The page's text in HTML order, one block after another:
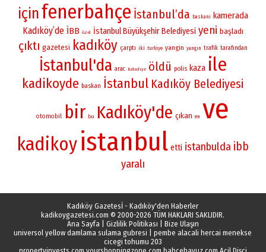
içinfenerbahçe İstanbul’da baskani kamerada
Kadıköy’de İBB özel İstanbul Büyükşehir Belediyesi yeni başladı
çıktı gazetesi kadıköy çarptı iki turkiye yangin yangın trafik tarafından
İstanbul'da arac Belediye öldü polis kaza ile
kadikoyde baskan İstanbul Kadıköy Belediyesi
otomobil bir bu Kadıköy'de çıkan en ve
kadikoyistanbul etti istanbulda ibb
yaralı
Kadıköy Gazetesİ - Kadıköy'den Haberler
kadikoygazetesi.com © 2000-2026 TÜM HAKLARI SAKLIDIR.
Ana Sayfa
Gizlilik Politikası
Bize Ulaşın
universol yellow damlama sulama gubresi |pembe alacali hercai menekse
cicegi tohumu 203